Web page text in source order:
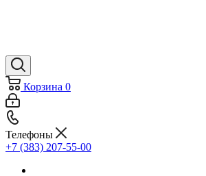
Корзина 0
Телефоны
+7 (383) 207-55-00